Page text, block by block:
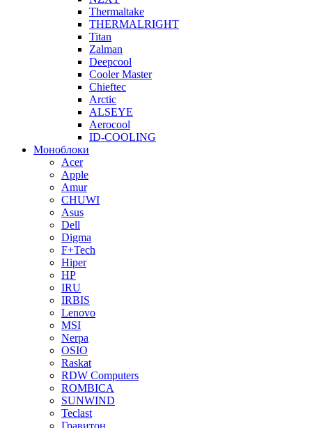
Thermaltake
THERMALRIGHT
Titan
Zalman
Deepcool
Cooler Master
Chieftec
Arctic
ALSEYE
Aerocool
ID-COOLING
Моноблоки
Acer
Apple
Amur
CHUWI
Asus
Dell
Digma
F+Tech
Hiper
HP
IRU
IRBIS
Lenovo
MSI
Nerpa
OSIO
Raskat
RDW Computers
ROMBICA
SUNWIND
Teclast